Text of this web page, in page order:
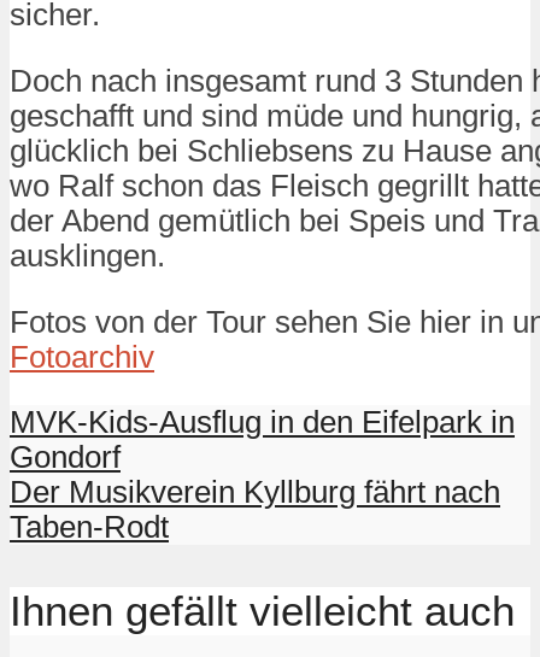
sicher.
Doch nach insgesamt rund 3 Stunden
geschafft und sind müde und hungrig,
glücklich bei Schliebsens zu Hause
wo Ralf schon das Fleisch gegrillt
der Abend gemütlich bei Speis und
ausklingen.
Fotos von der Tour sehen Sie hier in
Fotoarchiv
MVK-Kids-Ausflug in den Eifelpark in
Gondorf
Der Musikverein Kyllburg fährt nach
Taben-Rodt
Ihnen gefällt vielleicht auch